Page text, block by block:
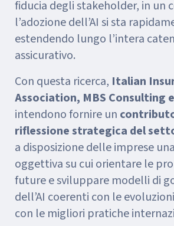
fiducia degli stakeholder, in un
l’adozione dell’AI si sta
estendendo lungo l’intera
assicurativo.
Con questa ricerca, Italian
Association, MBS Consulting
intendono fornire un
riflessione strategica del
a disposizione delle imprese
oggettiva su cui orientare le
future e sviluppare modelli di
dell’AI coerenti con le
con le migliori pratiche